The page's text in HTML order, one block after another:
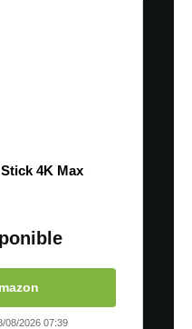
4K Max
08/2026 07:39